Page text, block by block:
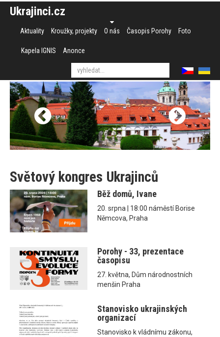
Ukrajinci.cz
Aktuality Kroužky, projekty O nás Časopis Porohy Foto
Kapela IGNIS Anonce
Světový kongres Ukrajinců
Běž domů, Ivane
20. srpna | 18:00 náměstí Borise
Němcova, Praha
Porohy - 33, prezentace
časopisu
27. května, Dům národnostních
menšin Praha
Stanovisko ukrajinských
organizací
Stanovisko k vládnímu zákonu,